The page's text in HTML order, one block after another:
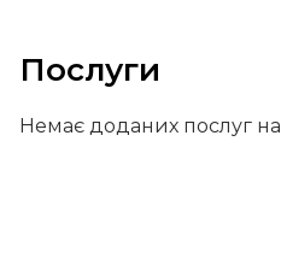
Послуги
Немає доданих послуг